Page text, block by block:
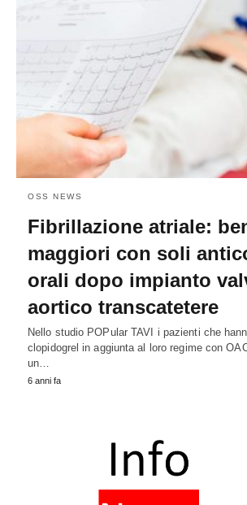
OSS NEWS
Fibrillazione atriale:
maggiori con soli
orali dopo impianto
aortico transcatetere
Nello studio POPular TAVI i pazienti che
clopidogrel in aggiunta al loro regime con
un…
6 anni fa